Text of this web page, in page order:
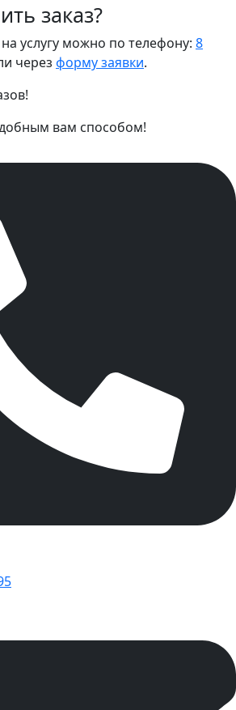
заказ?
услугу можно по телефону: 8
через форму заявки.
вам способом!